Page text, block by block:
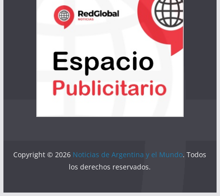
Copyright © 2026 Noticias de Argentina y el Mundo. Todos
los derechos reservados.